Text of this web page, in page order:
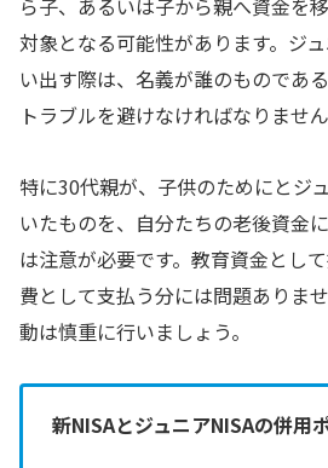
対象となる可能性があります。ジ
い出す際は、名義が誰のものであ
トラブルを避けなければなりません
特に30代親が、子供のためにとジ
いたものを、自分たちの老後資金
は注意が必要です。教育資金とし
費として支払う分には問題ありま
動は慎重に行いましょう。
新NISAとジュニアNISAの併用